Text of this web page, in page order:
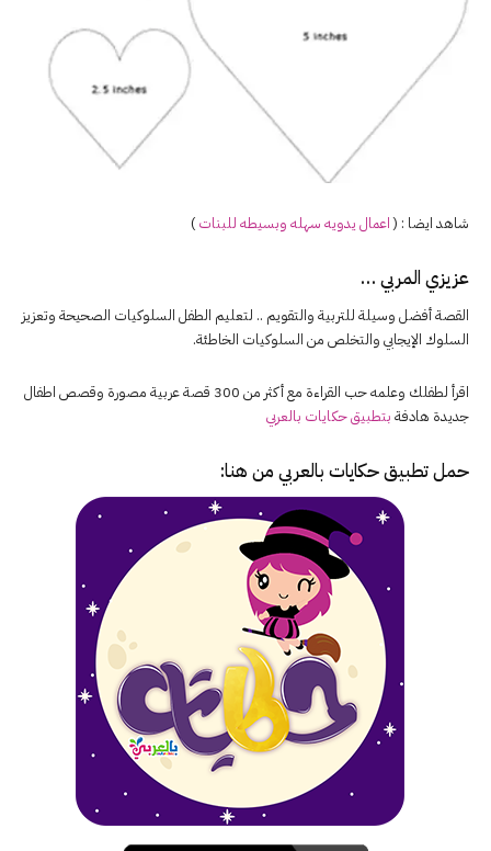
شاهد ايضا : (اعمال يدويه سهله وبسيطه للبنات )
عزيزي المربي …
القصة أفضل وسيلة للتربية والتقويم .. لتعليم الطفل السلوكيات الصحيحة وتعزيز
السلوك الإيجابي والتخلص من السلوكيات الخاطئة.
اقرأ لطفلك وعلمه حب القراءة مع أكثر من 300 قصة عربية مصورة وقصص اطفال
جديدة هادفة بتطبيق حكايات بالعربي
حمل تطبيقحكايات بالعربي من هنا: